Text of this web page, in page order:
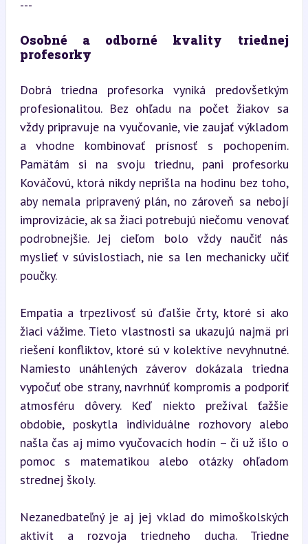
---
Osobné a odborné kvality triednej
profesorky
Dobrá triedna profesorka vyniká predovšetkým
profesionalitou. Bez ohľadu na počet žiakov sa
vždy pripravuje na vyučovanie, vie zaujať výkladom
a vhodne kombinovať prísnosť s pochopením.
Pamätám si na svoju triednu, pani profesorku
Kováčovú, ktorá nikdy neprišla na hodinu bez toho,
aby nemala pripravený plán, no zároveň sa nebojí
improvizácie, ak sa žiaci potrebujú niečomu venovať
podrobnejšie. Jej cieľom bolo vždy naučiť nás
myslieť v súvislostiach, nie sa len mechanicky učiť
poučky.
Empatia a trpezlivosť sú ďalšie črty, ktoré si ako
žiaci vážime. Tieto vlastnosti sa ukazujú najmä pri
riešení konfliktov, ktoré sú v kolektíve nevyhnutné.
Namiesto unáhlených záverov dokázala triedna
vypočuť obe strany, navrhnúť kompromis a podporiť
atmosféru dôvery. Keď niekto prežíval ťažšie
obdobie, poskytla individuálne rozhovory alebo
našla čas aj mimo vyučovacích hodín – či už išlo o
pomoc s matematikou alebo otázky ohľadom
strednej školy.
Nezanedbateľný je aj jej vklad do mimoškolských
aktivít a rozvoja triedneho ducha. Triedne